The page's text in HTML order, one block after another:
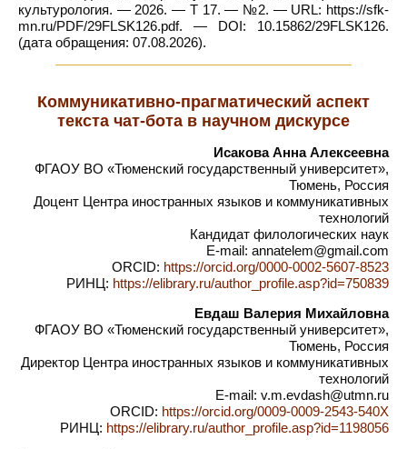
культурология. — 2026. — Т 17. — №2. — URL: https://sfk-
mn.ru/PDF/29FLSK126.pdf. — DOI: 10.15862/29FLSK126.
(дата обращения: 07.08.2026).
Коммуникативно-прагматический аспект
текста чат-бота в научном дискурсе
Исакова Анна Алексеевна
ФГАОУ ВО «Тюменский государственный университет»,
Тюмень, Россия
Доцент Центра иностранных языков и коммуникативных
технологий
Кандидат филологических наук
E-mail: annatelem@gmail.com
ORCID: https://orcid.org/0000-0002-5607-8523
РИНЦ: https://elibrary.ru/author_profile.asp?id=750839
Евдаш Валерия Михайловна
ФГАОУ ВО «Тюменский государственный университет»,
Тюмень, Россия
Директор Центра иностранных языков и коммуникативных
технологий
E-mail: v.m.evdash@utmn.ru
ORCID: https://orcid.org/0009-0009-2543-540X
РИНЦ: https://elibrary.ru/author_profile.asp?id=1198056